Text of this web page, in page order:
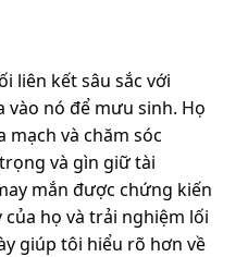
liên kết sâu sắc với
vào nó để mưu sinh. Họ
mạch và chăm sóc
và gìn giữ tài
mắn được chứng kiến
họ và trải nghiệm lối
giúp tôi hiểu rõ hơn về